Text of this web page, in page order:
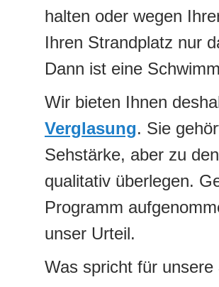
halten oder wegen
Ihren Strandplatz nur
Dann ist eine
Wir bieten Ihnen
Verglasung. Sie
Sehstärke, aber zu
qualitativ überlegen.
Programm
unser Urteil.
Was spricht für unsere